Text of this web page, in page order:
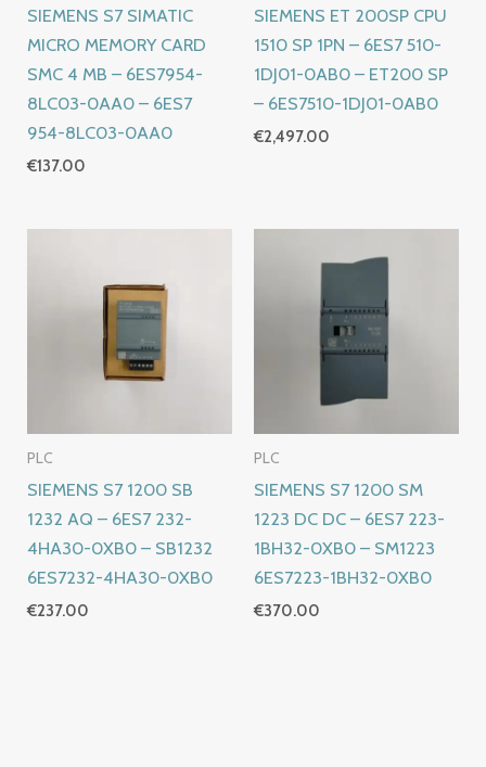
SIEMENS S7 SIMATIC
MICRO MEMORY CARD
SMC 4 MB – 6ES7954-
8LC03-0AA0 – 6ES7
954-8LC03-0AA0
€137.00
SIEMENS ET 200SP CPU
1510 SP 1PN – 6ES7 510-
1DJ01-0AB0 – ET200 SP
– 6ES7510-1DJ01-0AB0
€2,497.00
PLC
SIEMENS S7 1200 SB
1232 AQ – 6ES7 232-
4HA30-0XB0 – SB1232
6ES7232-4HA30-0XB0
€237.00
PLC
SIEMENS S7 1200 SM
1223 DC DC – 6ES7 223-
1BH32-0XB0 – SM1223
6ES7223-1BH32-0XB0
€370.00